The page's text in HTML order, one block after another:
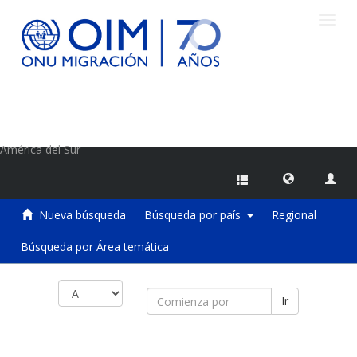
América del Sur
Nueva búsqueda Búsqueda por país Regional
Búsqueda por Área temática
Ir